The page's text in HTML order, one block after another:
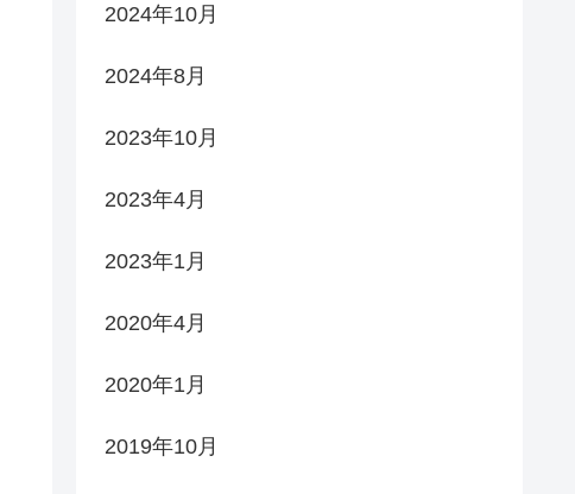
2024年10月
2024年8月
2023年10月
2023年4月
2023年1月
2020年4月
2020年1月
2019年10月